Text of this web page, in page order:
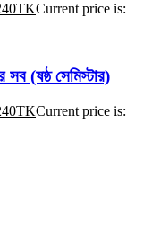
TKCurrent price is:
(ষষ্ঠ সেমিস্টার)
TKCurrent price is: